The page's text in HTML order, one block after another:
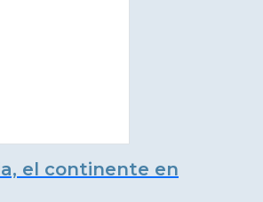
el continente en